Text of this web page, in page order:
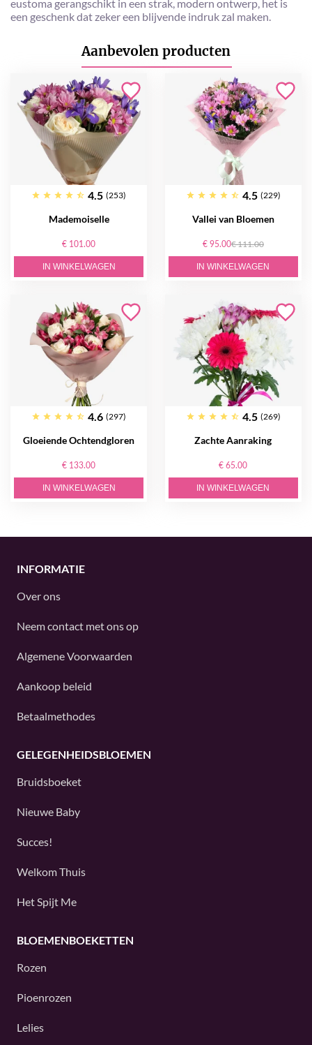
eustoma gerangschikt in een strak, modern ontwerp, het is
een geschenk dat zeker een blijvende indruk zal maken.
Aanbevolen producten
4.5 (253)
Mademoiselle
€ 101.00
IN WINKELWAGEN
4.5 (229)
Vallei van Bloemen
€ 95.00€ 111.00
IN WINKELWAGEN
4.6 (297)
Gloeiende Ochtendgloren
€ 133.00
IN WINKELWAGEN
4.5 (269)
Zachte Aanraking
€ 65.00
IN WINKELWAGEN
INFORMATIE
Over ons
Neem contact met ons op
Algemene Voorwaarden
Aankoop beleid
Betaalmethodes
GELEGENHEIDSBLOEMEN
Bruidsboeket
Nieuwe Baby
Succes!
Welkom Thuis
Het Spijt Me
BLOEMENBOEKETTEN
Rozen
Pioenrozen
Lelies